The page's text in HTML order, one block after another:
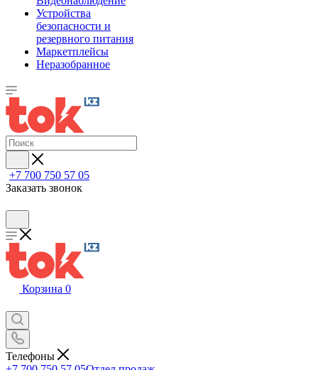
Устройства
безопасности и
резервного питания
Маркетплейсы
Неразобранное
+7 700 750 57 05
Заказать звонок
Корзина 0
Телефоны